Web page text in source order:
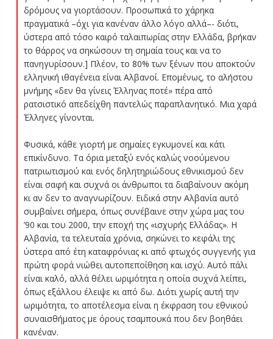
δρόμους να γιορτάσουν. Προσωπικά το χάρηκα
πραγματικά –όχι για κανέναν άλλο λόγο αλλά–- διότι,
ύστερα από τόσο καιρό ταλαιπωρίας στην Ελλάδα, βρήκαν
το θάρρος να σηκώσουν τη σημαία τους και να το
πανηγυρίσουν.] Πλέον, το 80% των ξένων που αποκτούν
ελληνική ιθαγένεια είναι Αλβανοί. Επομένως, το αλήστου
μνήμης «δεν θα γίνεις Έλληνας ποτέ» πέρα από
ρατσιστικό απεδείχθη παντελώς παραπλανητικό. Μια χαρά
Έλληνες γίνονται.
Φυσικά, κάθε γιορτή με σημαίες εγκυμονεί και κάτι
επικίνδυνο. Τα όρια μεταξύ ενός καλώς νοούμενου
πατριωτισμού και ενός δηλητηριώδους εθνικισμού δεν
είναι σαφή και συχνά οι άνθρωποι τα διαβαίνουν ακόμη
κι αν δεν το αναγνωρίζουν. Ειδικά στην Αλβανία αυτό
συμβαίνει σήμερα, όπως συνέβαινε στην χώρα μας του
’90 και του 2000, την εποχή της «ισχυρής Ελλάδας». Η
Αλβανία, τα τελευταία χρόνια, σηκώνει το κεφάλι της
ύστερα από έτη καταφρόνιας κι από φτωχός συγγενής για
πρώτη φορά νιώθει αυτοπεποίθηση και ισχύ. Αυτό πάλι
είναι καλό, αλλά θέλει ωριμότητα η οποία συχνά λείπει,
όπως εξάλλου έλειψε κι από δω. Διότι χωρίς αυτή την
ωριμότητα, το αποτέλεσμα είναι η έκφραση του εθνικού
συναισθήματος με όρους τσαμπουκά που δεν βοηθάει
κανέναν.